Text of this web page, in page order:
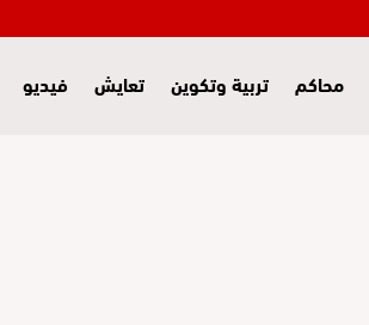
محاكم تربية وتكوين تعايش فيديو